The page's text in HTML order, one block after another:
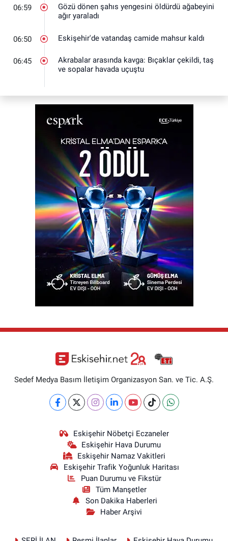
06:59
Gözü dönen şahıs yengesini öldürdü ağabeyini
ağır yaraladı
06:50 Eskişehir'de vatandaş camide mahsur kaldı
06:45
Akrabalar arasında kavga: Bıçaklar çekildi, taş
ve sopalar havada uçuştu
Sedef Medya Basım İletişim Organizasyon San. ve Tic. A.Ş.
Eskişehir Nöbetçi Eczaneler
Eskişehir Hava Durumu
Eskişehir Namaz Vakitleri
Eskişehir Trafik Yoğunluk Haritası
Puan Durumu ve Fikstür
Tüm Manşetler
Son Dakika Haberleri
Haber Arşivi